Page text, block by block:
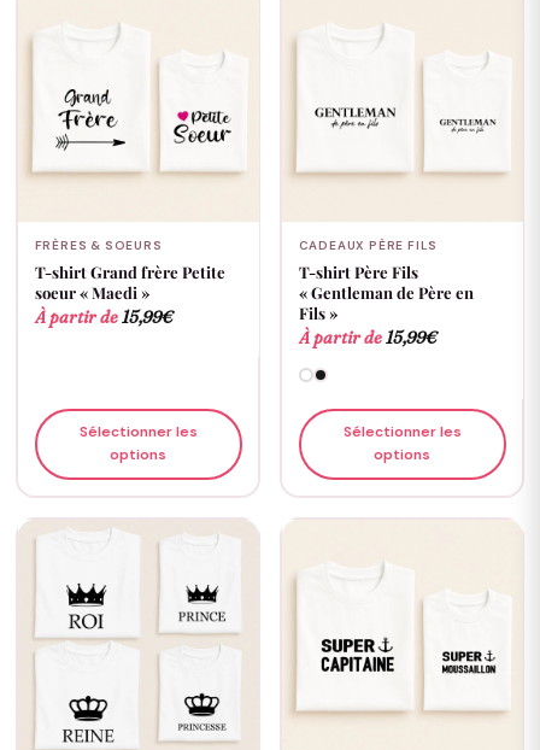
FRÈRES & SOEURS
T-shirt Grand frère Petite
soeur « Maedi »
À partir de15,99€
Sélectionner les
options
CADEAUX PÈRE FILS
T-shirt Père Fils
« Gentleman de Père en
Fils »
À partir de15,99€
Sélectionner les
options